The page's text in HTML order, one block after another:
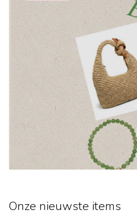
Onze nieuwste items